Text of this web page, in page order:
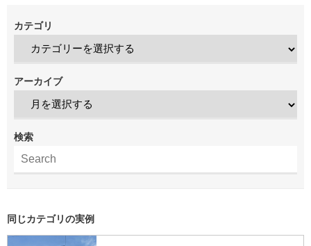
カテゴリ
アーカイブ
検索
同じカテゴリの実例